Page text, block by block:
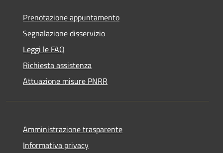
Prenotazione appuntamento
Segnalazione disservizio
Leggi le FAQ
Richiesta assistenza
Attuazione misure PNRR
Amministrazione trasparente
Informativa privacy